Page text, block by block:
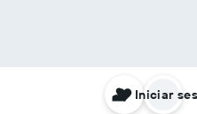
Iniciar